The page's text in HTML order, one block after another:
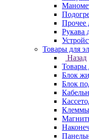
Прочее
Рукава
Товары для
Назад
Товары
Блок
Блок
Клеммы